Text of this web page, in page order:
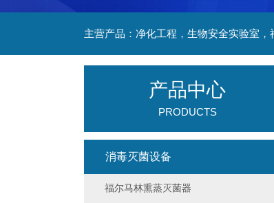
产品中心
PRODUCTS
消毒灭菌设备
福尔马林熏蒸灭菌器